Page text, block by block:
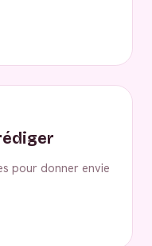
pour donner envie